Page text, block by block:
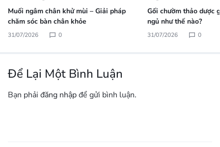
Muối ngâm chân khử mùi – Giải pháp
chăm sóc bàn chân khỏe
31/07/2026 0
Gối chườm thảo dược
ngủ như thế nào?
31/07/2026 0
Để Lại Một Bình Luận
Bạn phải đăng nhậpđể gửi bình luận.